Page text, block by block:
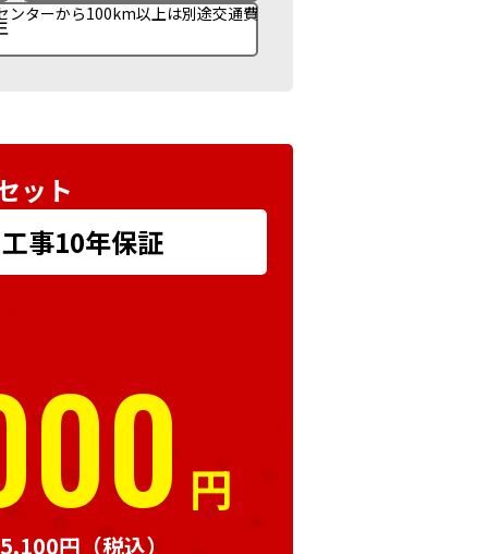
ターから100km以上は別途交通費
ット
事10年保証
円
円 （税込）